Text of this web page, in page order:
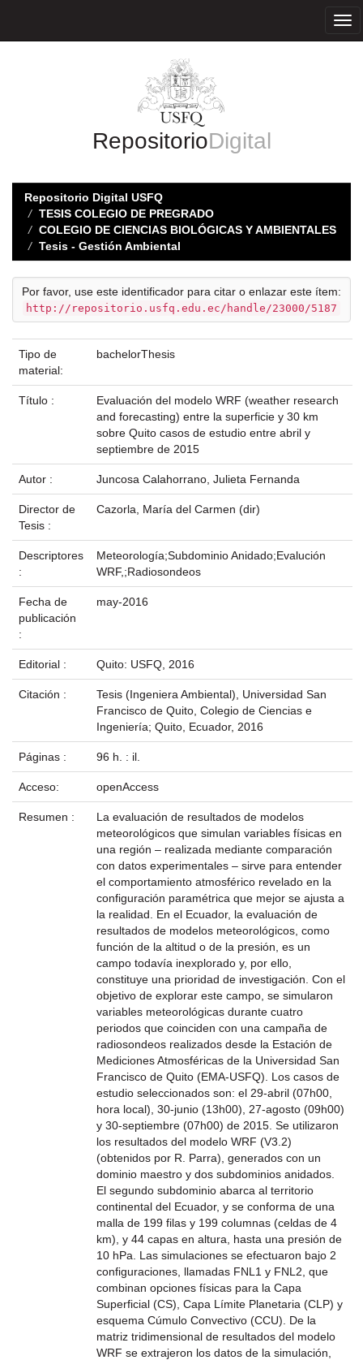
RepositorioDigital
Repositorio Digital USFQ
TESIS COLEGIO DE PREGRADO
COLEGIO DE CIENCIAS BIOLÓGICAS Y AMBIENTALES
Tesis - Gestión Ambiental
Por favor, use este identificador para citar o enlazar este ítem:
http://repositorio.usfq.edu.ec/handle/23000/5187
Tipo de
material:
bachelorThesis
Título :
Evaluación del modelo WRF (weather research
and forecasting) entre la superficie y 30 km
sobre Quito casos de estudio entre abril y
septiembre de 2015
Autor : Juncosa Calahorrano, Julieta Fernanda
Director de
Tesis :
Cazorla, María del Carmen (dir)
Descriptores
:
Meteorología;Subdominio Anidado;Evalución
WRF,;Radiosondeos
Fecha de
publicación
:
may-2016
Editorial : Quito: USFQ, 2016
Citación :
Tesis (Ingeniera Ambiental), Universidad San
Francisco de Quito, Colegio de Ciencias e
Ingeniería; Quito, Ecuador, 2016
Páginas : 96 h. : il.
Acceso: openAccess
Resumen :
La evaluación de resultados de modelos
meteorológicos que simulan variables físicas en
una región – realizada mediante comparación
con datos experimentales – sirve para entender
el comportamiento atmosférico revelado en la
configuración paramétrica que mejor se ajusta a
la realidad. En el Ecuador, la evaluación de
resultados de modelos meteorológicos, como
función de la altitud o de la presión, es un
campo todavía inexplorado y, por ello,
constituye una prioridad de investigación. Con el
objetivo de explorar este campo, se simularon
variables meteorológicas durante cuatro
periodos que coinciden con una campaña de
radiosondeos realizados desde la Estación de
Mediciones Atmosféricas de la Universidad San
Francisco de Quito (EMA-USFQ). Los casos de
estudio seleccionados son: el 29-abril (07h00,
hora local), 30-junio (13h00), 27-agosto (09h00)
y 30-septiembre (07h00) de 2015. Se utilizaron
los resultados del modelo WRF (V3.2)
(obtenidos por R. Parra), generados con un
dominio maestro y dos subdominios anidados.
El segundo subdominio abarca al territorio
continental del Ecuador, y se conforma de una
malla de 199 filas y 199 columnas (celdas de 4
km), y 44 capas en altura, hasta una presión de
10 hPa. Las simulaciones se efectuaron bajo 2
configuraciones, llamadas FNL1 y FNL2, que
combinan opciones físicas para la Capa
Superficial (CS), Capa Límite Planetaria (CLP) y
esquema Cúmulo Convectivo (CCU). De la
matriz tridimensional de resultados del modelo
WRF se extrajeron los datos de la simulación,